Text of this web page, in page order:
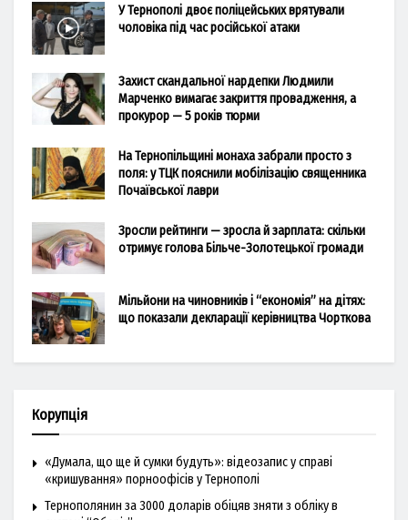
У Тернополі двоє поліцейських врятували
чоловіка під час російської атаки
Захист скандальної нардепки Людмили
Марченко вимагає закриття провадження, а
прокурор — 5 років тюрми
На Тернопільщині монаха забрали просто з
поля: у ТЦК пояснили мобілізацію священника
Почаївської лаври
Зросли рейтинги — зросла й зарплата: скільки
отримує голова Більче-Золотецької громади
Мільйони на чиновників і “економія” на дітях:
що показали декларації керівництва Чорткова
Корупція
«Думала, що ще й сумки будуть»: відеозапис у справі
«кришування» порноофісів у Тернополі
Тернополянин за 3000 доларів обіцяв зняти з обліку в